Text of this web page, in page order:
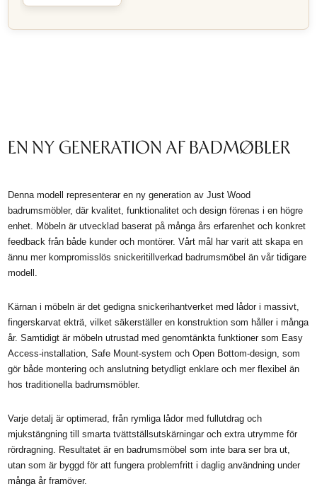
EN NY GENERATION AF BADMØBLER
Denna modell representerar en ny generation av Just Wood
badrumsmöbler, där kvalitet, funktionalitet och design förenas i en högre
enhet. Möbeln är utvecklad baserat på många års erfarenhet och konkret
feedback från både kunder och montörer. Vårt mål har varit att skapa en
ännu mer kompromisslös snickeritillverkad badrumsmöbel än vår tidigare
modell.
Kärnan i möbeln är det gedigna snickerihantverket med lådor i massivt,
fingerskarvat ekträ, vilket säkerställer en konstruktion som håller i många
år. Samtidigt är möbeln utrustad med genomtänkta funktioner som Easy
Access-installation, Safe Mount-system och Open Bottom-design, som
gör både montering och anslutning betydligt enklare och mer flexibel än
hos traditionella badrumsmöbler.
Varje detalj är optimerad, från rymliga lådor med fullutdrag och
mjukstängning till smarta tvättställsutskärningar och extra utrymme för
rördragning. Resultatet är en badrumsmöbel som inte bara ser bra ut,
utan som är byggd för att fungera problemfritt i daglig användning under
många år framöver.